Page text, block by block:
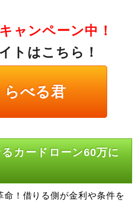
ャンペーン中！
トはこちら！
らべる君
カードローン60万に
命！借りる側が金利や条件を